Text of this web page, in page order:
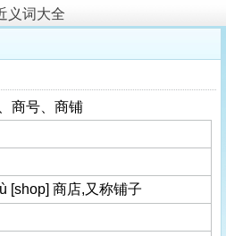
义词大全
商号、商铺
[shop] 商店,又称铺子